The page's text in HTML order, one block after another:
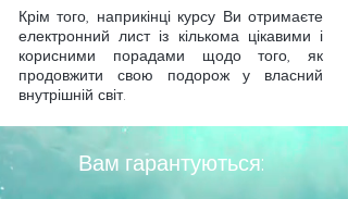
Крім того, наприкінці курсу Ви отримаєте
електронний лист із кількома цікавими і
корисними порадами щодо того, як
продовжити свою подорож у власний
внутрішній світ.
Вам гарантуються: